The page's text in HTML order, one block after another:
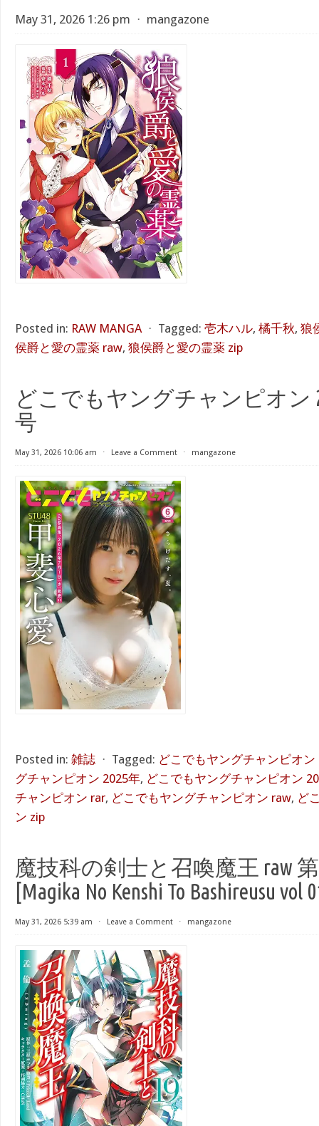
May 31, 2026 1:26 pm ⋅ mangazone
Posted in: RAW MANGA ⋅ Tagged: 壱木ハル, 橘千秋, 狼
侯爵と愛の霊薬 raw, 狼侯爵と愛の霊薬 zip
どこでもヤングチャンピオン
号
May 31, 2026 10:06 am ⋅ Leave a Comment ⋅ mangazone
Posted in: 雑誌 ⋅ Tagged: どこでもヤングチャンピオン
グチャンピオン 2025年, どこでもヤングチャンピオン
チャンピオン rar, どこでもヤングチャンピオン raw, ど
ン zip
魔技科の剣士と召喚魔王 raw 第
[Magika No Kenshi To Bashireusu vol
May 31, 2026 5:39 am ⋅ Leave a Comment ⋅ mangazone